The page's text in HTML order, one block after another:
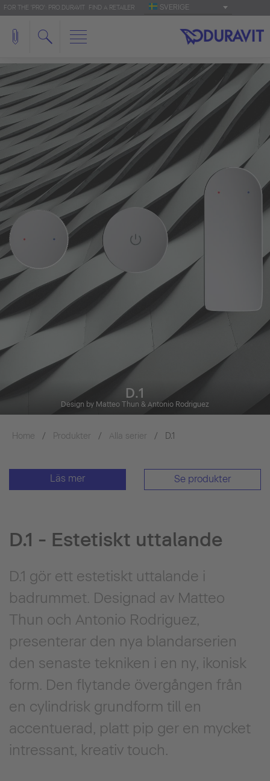
FOR THE 'PRO': PRO.DURAVIT FIND A RETAILER SVERIGE
D.1
Design by Matteo Thun & Antonio Rodriguez
Home Produkter Alla serier D.1
Läs mer Se produkter
D.1 - Estetiskt uttalande
D.1 gör ett estetiskt uttalande i
badrummet. Designad av Matteo
Thun och Antonio Rodriguez,
presenterar den nya blandarserien
den senaste tekniken i en ny, ikonisk
form. Den flytande övergången från
en cylindrisk grundform till en
accentuerad, platt pip ger en mycket
intressant, kreativ touch.